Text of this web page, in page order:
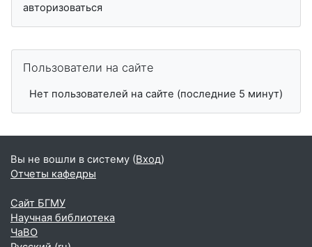
авторизоваться
Пользователи на сайте
Нет пользователей на сайте (последние 5 минут)
Вы не вошли в систему (Вход)
Отчеты кафедры
Сайт БГМУ
Научная библиотека
ЧаВО